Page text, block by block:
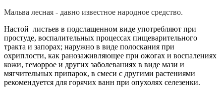
Мальва лесная - давно известное народное средство.
Настой листьев в подслащенном виде употребляют при
простуде, воспалительных процессах пищеварительного
тракта и запорах; наружно в виде полоскания при
охриплости, как ранозаживляющее при ожогах и воспалениях
кожи, геморрое и других заболеваниях в виде мази и
мягчительных припарок, в смеси с другими растениями
рекомендуется для горячих ванн при опухолях селезенки.